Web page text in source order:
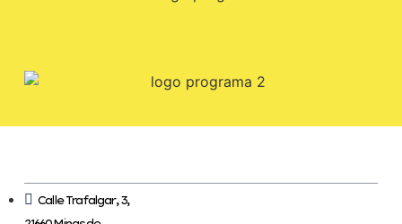
Calle Trafalgar, 3,